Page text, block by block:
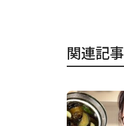
関連記事